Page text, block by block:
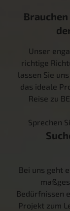
Unser
richtige
lassen Sie
das ideale
Reise zu
Sprechen
Bei uns geht
Bedürfnissen
Projekt zum